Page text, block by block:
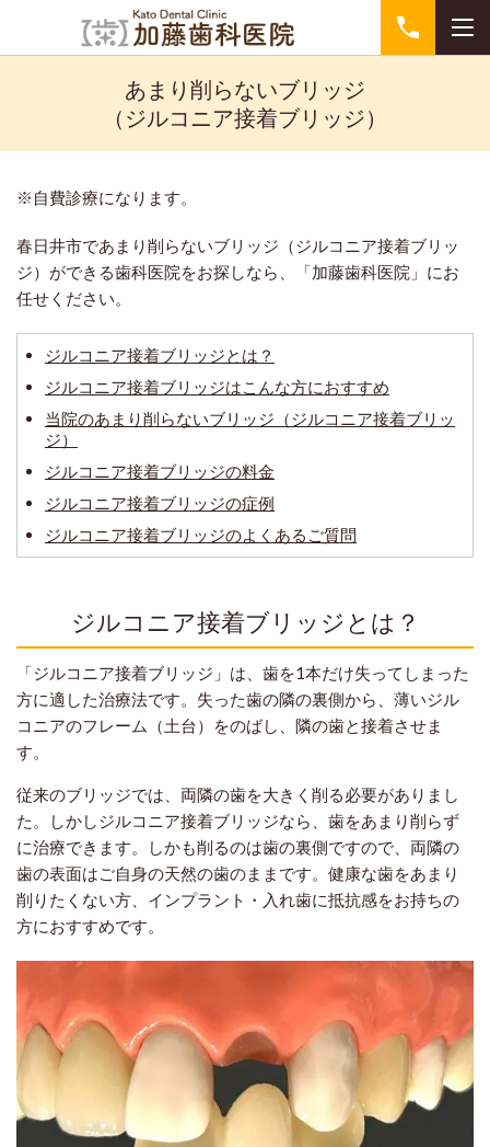
あまり削らないブリッジ
（ジルコニア接着ブリッジ）
※自費診療になります。
春日井市であまり削らないブリッジ（ジルコニア接着ブリッ
ジ）ができる歯科医院をお探しなら、「加藤歯科医院」にお
任せください。
ジルコニア接着ブリッジとは？
ジルコニア接着ブリッジはこんな方におすすめ
当院のあまり削らないブリッジ（ジルコニア接着ブリッ
ジ）
ジルコニア接着ブリッジの料金
ジルコニア接着ブリッジの症例
ジルコニア接着ブリッジのよくあるご質問
ジルコニア接着ブリッジとは？
「ジルコニア接着ブリッジ」は、歯を1本だけ失ってしまった
方に適した治療法です。失った歯の隣の裏側から、薄いジル
コニアのフレーム（土台）をのばし、隣の歯と接着させま
す。
従来のブリッジでは、両隣の歯を大きく削る必要がありまし
た。しかしジルコニア接着ブリッジなら、歯をあまり削らず
に治療できます。しかも削るのは歯の裏側ですので、両隣の
歯の表面はご自身の天然の歯のままです。健康な歯をあまり
削りたくない方、インプラント・入れ歯に抵抗感をお持ちの
方におすすめです。